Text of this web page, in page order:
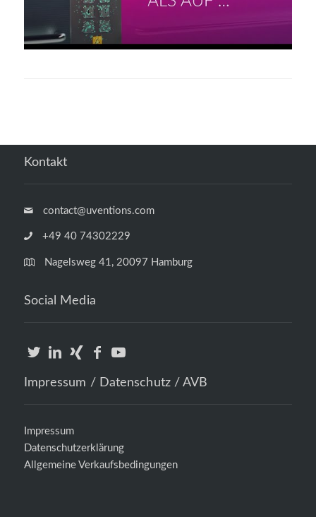
Kontakt
contact@uventions.com
+49 40 74302229
Nagelsweg 41, 20097 Hamburg
Social Media
Impressum / Datenschutz / AVB
Impressum
Datenschutzerklärung
Allgemeine Verkaufsbedingungen